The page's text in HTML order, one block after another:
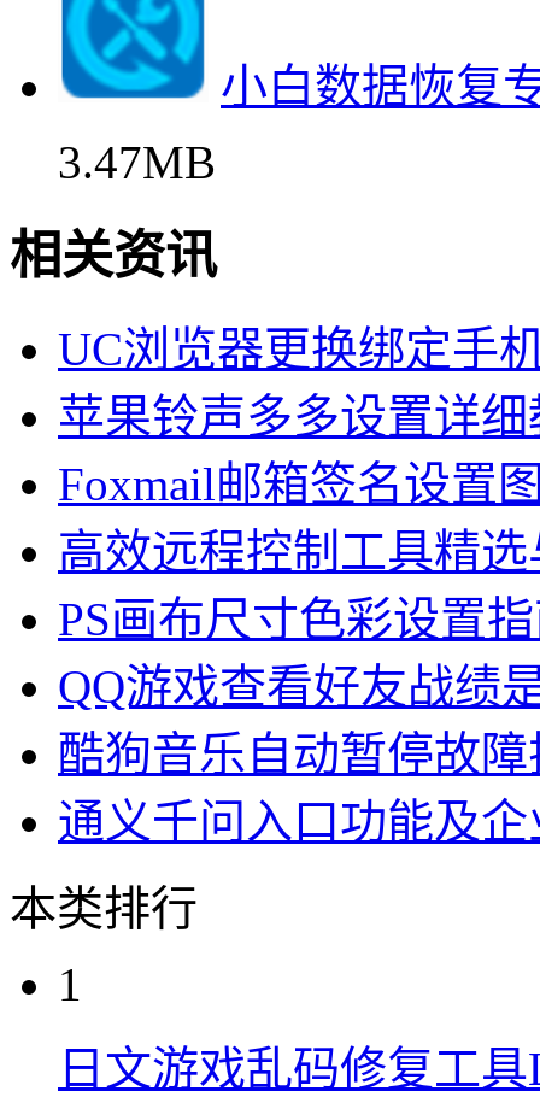
小白数据恢复
3.47MB
相关资讯
UC浏览器更换绑定手
苹果铃声多多设置详细
Foxmail邮箱签名设置
高效远程控制工具精
PS画布尺寸色彩设置
QQ游戏查看好友战绩
酷狗音乐自动暂停故
通义千问入口功能及
本类排行
1
日文游戏乱码修复工